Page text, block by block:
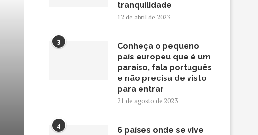
tranquilidade
12 de abril de 2023
3
Conheça o pequeno
país europeu que é um
paraíso, fala português
e não precisa de visto
para entrar
21 de agosto de 2023
4
6 países onde se vive